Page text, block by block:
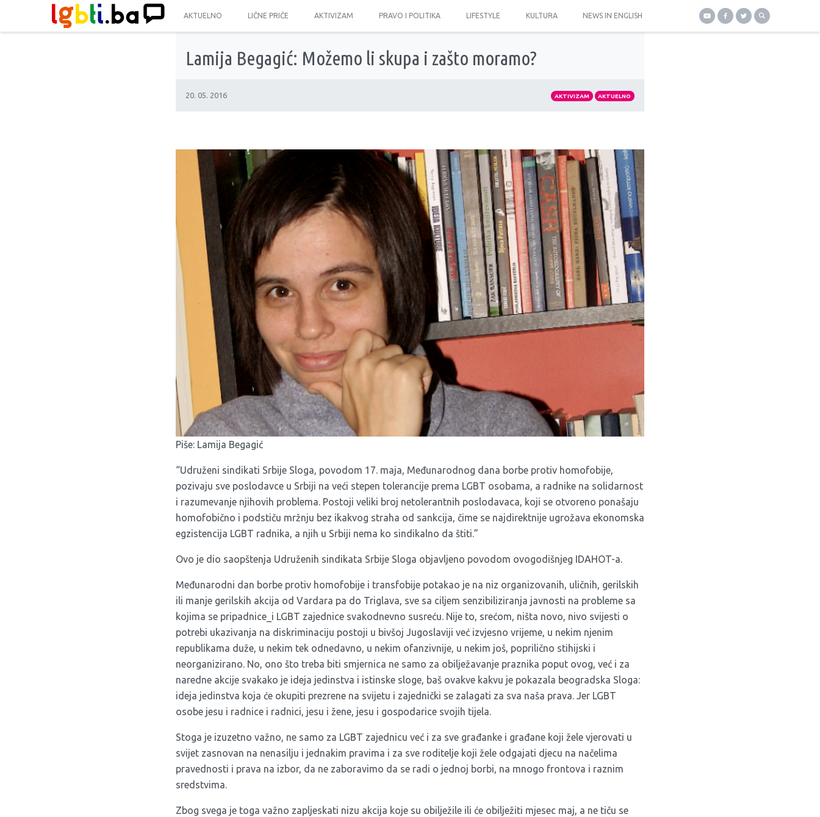
AKTUELNO LIČNE PRIČE AKTIVIZAM PRAVO I POLITIKA LIFESTYLE KULTURA NEWS IN ENGLISH
Lamija Begagić: Možemo li skupa i zašto moramo?
20. 05. 2016 AKTIVIZAM AKTUELNO
Piše: Lamija Begagić
“Udruženi sindikati Srbije Sloga, povodom 17. maja, Međunarodnog dana borbe protiv homofobije,
pozivaju sve poslodavce u Srbiji na veći stepen tolerancije prema LGBT osobama, a radnike na solidarnost
i razumevanje njihovih problema. Postoji veliki broj netolerantnih poslodavaca, koji se otvoreno ponašaju
homofobično i podstiču mržnju bez ikakvog straha od sankcija, čime se najdirektnije ugrožava ekonomska
egzistencija LGBT radnika, a njih u Srbiji nema ko sindikalno da štiti.”
Ovo je dio saopštenja Udruženih sindikata Srbije Sloga objavljeno povodom ovogodišnjeg IDAHOT-a.
Međunarodni dan borbe protiv homofobije i transfobije potakao je na niz organizovanih, uličnih, gerilskih
ili manje gerilskih akcija od Vardara pa do Triglava, sve sa ciljem senzibiliziranja javnosti na probleme sa
kojima se pripadnice_i LGBT zajednice svakodnevno susreću. Nije to, srećom, ništa novo, nivo svijesti o
potrebi ukazivanja na diskriminaciju postoji u bivšoj Jugoslaviji već izvjesno vrijeme, u nekim njenim
republikama duže, u nekim tek odnedavno, u nekim ofanzivnije, u nekim još, poprilično stihijski i
neorganizirano. No, ono što treba biti smjernica ne samo za obilježavanje praznika poput ovog, već i za
naredne akcije svakako je ideja jedinstva i istinske sloge, baš ovakve kakvu je pokazala beogradska Sloga:
ideja jedinstva koja će okupiti prezrene na svijetu i zajednički se zalagati za sva naša prava. Jer LGBT
osobe jesu i radnice i radnici, jesu i žene, jesu i gospodarice svojih tijela.
Stoga je izuzetno važno, ne samo za LGBT zajednicu već i za sve građanke i građane koji žele vjerovati u
svijet zasnovan na nenasilju i jednakim pravima i za sve roditelje koji žele odgajati djecu na načelima
pravednosti i prava na izbor, da ne zaboravimo da se radi o jednoj borbi, na mnogo frontova i raznim
sredstvima.
Zbog svega je toga važno zapljeskati nizu akcija koje su obilježile ili će obilježiti mjesec maj, a ne tiču se